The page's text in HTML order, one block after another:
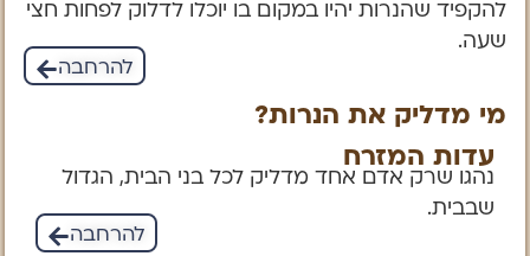
להקפיד שהנרות יהיו במקום בו יוכלו לדלוק לפחות חצי
שעה.
להרחבה
מי מדליק את הנרות?
עדות המזרח
נהגו שרק אדם אחד מדליק לכל בני הבית, הגדול
שבבית.
להרחבה